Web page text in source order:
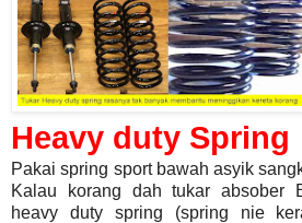
Heavy duty Spring
Pakai spring sport bawah asyik
Kalau korang dah tukar absober
heavy duty spring (spring nie